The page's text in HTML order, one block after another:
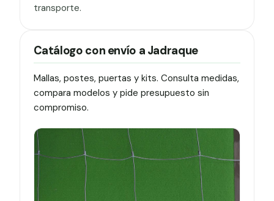
transporte.
Catálogo con envío a Jadraque
Mallas, postes, puertas y kits. Consulta medidas,
compara modelos y pide presupuesto sin
compromiso.